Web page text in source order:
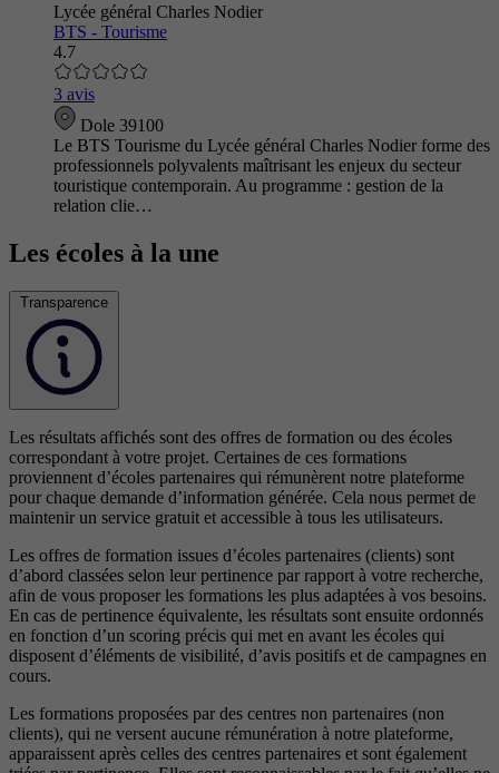
Lycée général Charles Nodier
BTS - Tourisme
4.7
3 avis
Dole 39100
Le BTS Tourisme du Lycée général Charles Nodier forme des
professionnels polyvalents maîtrisant les enjeux du secteur
touristique contemporain. Au programme : gestion de la
relation clie…
Les écoles à la une
Transparence
Les résultats affichés sont des offres de formation ou des écoles
correspondant à votre projet. Certaines de ces formations
proviennent d’écoles partenaires qui rémunèrent notre plateforme
pour chaque demande d’information générée. Cela nous permet de
maintenir un service gratuit et accessible à tous les utilisateurs.
Les offres de formation issues d’écoles partenaires (clients) sont
d’abord classées selon leur pertinence par rapport à votre recherche,
afin de vous proposer les formations les plus adaptées à vos besoins.
En cas de pertinence équivalente, les résultats sont ensuite ordonnés
en fonction d’un scoring précis qui met en avant les écoles qui
disposent d’éléments de visibilité, d’avis positifs et de campagnes en
cours.
Les formations proposées par des centres non partenaires (non
clients), qui ne versent aucune rémunération à notre plateforme,
apparaissent après celles des centres partenaires et sont également